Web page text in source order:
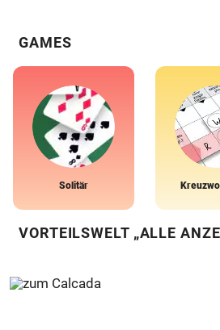
GAMES
Solitär
VORTEILSWELT „ALLE